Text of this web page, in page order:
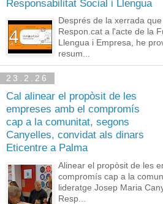
Responsabilitat Social i Llengua
Després de la xerrada
Respon.cat a l'acte de la
Llengua i Empresa, he
resum...
23.2.26
Cal alinear el propòsit de les
empreses amb el compromís
cap a la comunitat, segons
Canyelles, convidat als dinars
Eticentre a Palma
Alinear el propòsit de les
compromís cap a la
lideratge Josep Maria
Resp...